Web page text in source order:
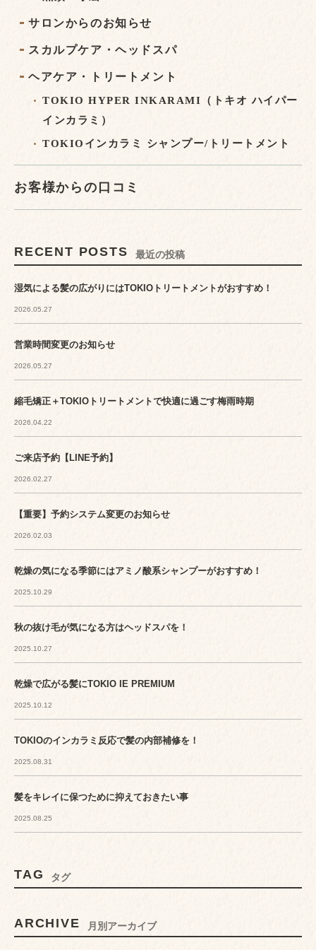
サロンからのお知らせ
スカルプケア・ヘッドスパ
ヘアケア・トリートメント
TOKIO HYPER INKARAMI（トキオ ハイパー
インカラミ）
TOKIOインカラミ シャンプー/トリートメント
お客様からの口コミ
RECENT POSTS 最近の投稿
湿気による髪の広がりにはTOKIOトリートメントがおすすめ！
2026.05.27
営業時間変更のお知らせ
2026.05.27
縮毛矯正＋TOKIOトリートメントで快適に過ごす梅雨時期
2026.04.22
ご来店予約【LINE予約】
2026.02.27
【重要】予約システム変更のお知らせ
2026.02.03
乾燥の気になる季節にはアミノ酸系シャンプーがおすすめ！
2025.10.29
秋の抜け毛が気になる方はヘッドスパを！
2025.10.27
乾燥で広がる髪にTOKIO IE PREMIUM
2025.10.12
TOKIOのインカラミ反応で髪の内部補修を！
2025.08.31
髪をキレイに保つために抑えておきたい事
2025.08.25
TAG タグ
ARCHIVE 月別アーカイブ